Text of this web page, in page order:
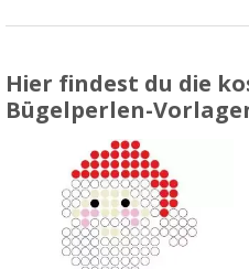
Hier findest du die
Bügelperlen-